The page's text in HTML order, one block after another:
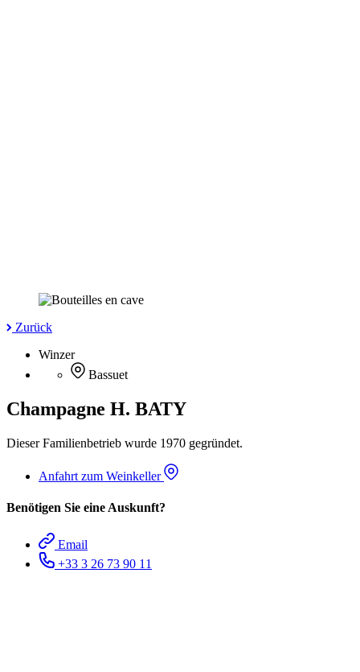
Zurück
Winzer
Bassuet
Champagne H. BATY
Dieser Familienbetrieb wurde 1970 gegründet.
Anfahrt zum Weinkeller
Benötigen Sie eine Auskunft?
Email
+33 3 26 73 90 11